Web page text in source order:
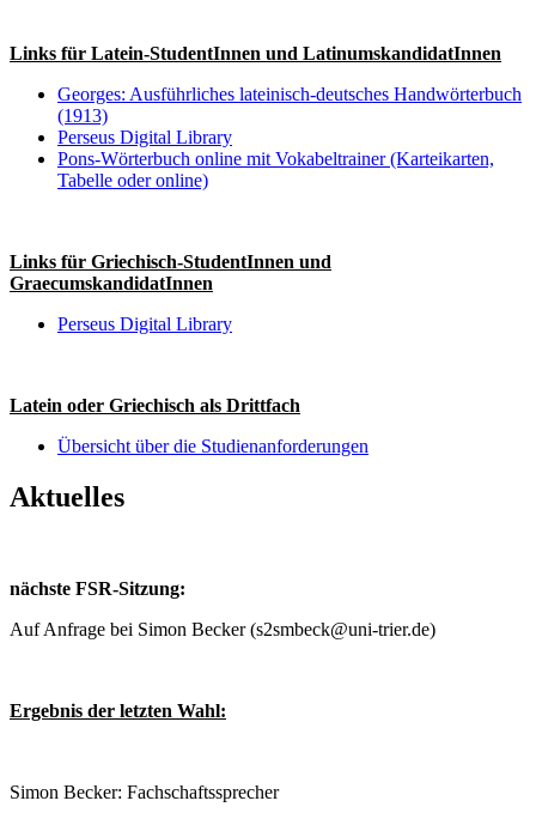
Links für Latein-StudentInnen und LatinumskandidatInnen
Georges: Ausführliches lateinisch-deutsches Handwörterbuch
(1913)
Perseus Digital Library
Pons-Wörterbuch online mit Vokabeltrainer (Karteikarten,
Tabelle oder online)
Links für Griechisch-StudentInnen und
GraecumskandidatInnen
Perseus Digital Library
Latein oder Griechisch als Drittfach
Übersicht über die Studienanforderungen
Aktuelles
nächste FSR-Sitzung:
Auf Anfrage bei Simon Becker (s2smbeck@uni-trier.de)
Ergebnis der letzten Wahl:
Simon Becker: Fachschaftssprecher